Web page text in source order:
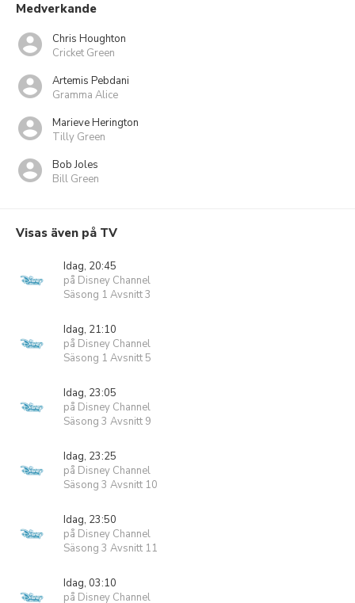
Medverkande
Chris Houghton
Cricket Green
Artemis Pebdani
Gramma Alice
Marieve Herington
Tilly Green
Bob Joles
Bill Green
Visas även på TV
Idag, 20:45
på Disney Channel
Säsong 1 Avsnitt 3
Idag, 21:10
på Disney Channel
Säsong 1 Avsnitt 5
Idag, 23:05
på Disney Channel
Säsong 3 Avsnitt 9
Idag, 23:25
på Disney Channel
Säsong 3 Avsnitt 10
Idag, 23:50
på Disney Channel
Säsong 3 Avsnitt 11
Idag, 03:10
på Disney Channel